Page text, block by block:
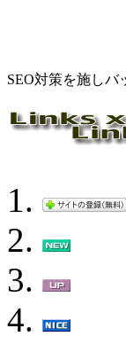
SEO対策を施し